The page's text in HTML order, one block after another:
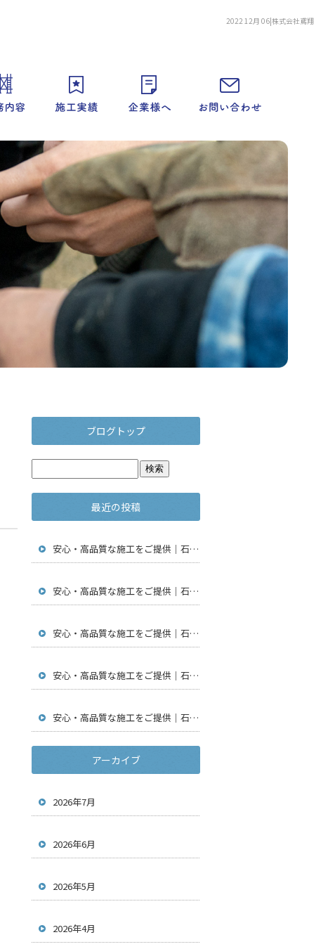
2022 12月 06|株式会社鳶翔
ブログトップ
最近の投稿
安心・高品質な施工をご提供｜石川県金沢市で仮設足場工事・通信工事・アンテナ工事は【株式会社鳶翔】
安心・高品質な施工をご提供｜石川県金沢市で仮設足場工事・通信工事・アンテナ工事は【株式会社鳶翔】
安心・高品質な施工をご提供｜石川県金沢市で仮設足場工事・通信工事・アンテナ工事は【株式会社鳶翔】
安心・高品質な施工をご提供｜石川県金沢市で仮設足場工事・通信工事・アンテナ工事は【株式会社鳶翔】
安心・高品質な施工をご提供｜石川県金沢市で仮設足場工事・通信工事・アンテナ工事は【株式会社鳶翔】
アーカイブ
2026年7月
2026年6月
2026年5月
2026年4月